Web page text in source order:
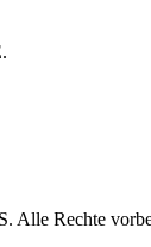
Rechte